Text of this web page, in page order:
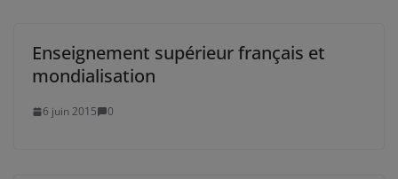
Enseignement supérieur français et
mondialisation
6 juin 2015 0